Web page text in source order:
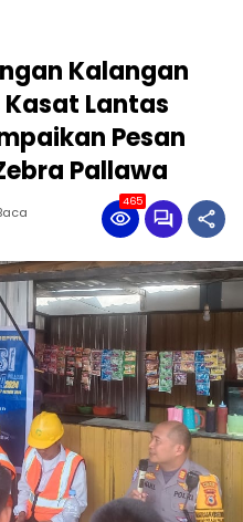
Kalangan
Lantas
Pesan
Pallawa
465